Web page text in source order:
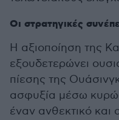
Οι στρατηγικές
Η αξιοποίηση της
εξουδετερώνει
πίεσης της
ασφυξία μέσω
έναν ανθεκτικό και